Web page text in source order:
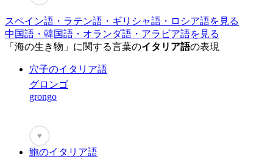
スペイン語・ラテン語・ギリシャ語・ロシア語を見る
中国語・韓国語・オランダ語・アラビア語を見る
「海の生き物」に関する言葉のイタリア語の表現
穴子のイタリア語
グロンゴ
grongo
♥
鮑のイタリア語